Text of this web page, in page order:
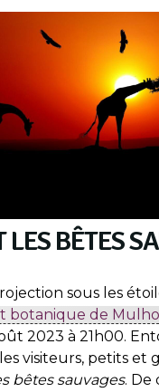
LES BÊTES
sous les
botanique de
2023 à 21h00.
visiteurs, petits et
bêtes sauvages. De